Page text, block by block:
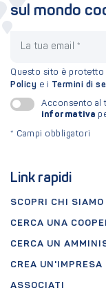
Link rapidi
SCOPRI CHI SIAMO
CERCA UNA
CERCA UN
CREA UN'IMPRESA
ASSOCIATI
sul mondo
Questo sito è protetto
Policy e i Termini di
Acconsento al
informativa
* Campi obbligatori